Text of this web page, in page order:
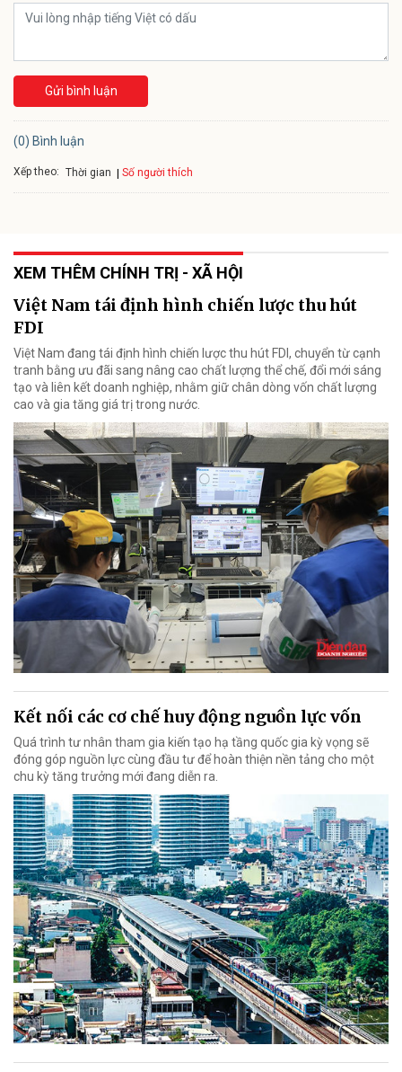
Gửi bình luận
(0) Bình luận
Xếp theo: Thời gian Số người thích
XEM THÊM CHÍNH TRỊ - XÃ HỘI
Việt Nam tái định hình chiến lược thu hút
FDI
Việt Nam đang tái định hình chiến lược thu hút FDI, chuyển từ cạnh
tranh bằng ưu đãi sang nâng cao chất lượng thể chế, đổi mới sáng
tạo và liên kết doanh nghiệp, nhằm giữ chân dòng vốn chất lượng
cao và gia tăng giá trị trong nước.
Kết nối các cơ chế huy động nguồn lực vốn
Quá trình tư nhân tham gia kiến tạo hạ tầng quốc gia kỳ vọng sẽ
đóng góp nguồn lực cùng đầu tư để hoàn thiện nền tảng cho một
chu kỳ tăng trưởng mới đang diễn ra.